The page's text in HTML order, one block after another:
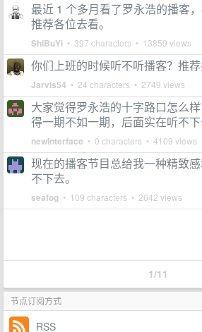
最近 1 个多月看了罗永浩的播客
推荐各位去看。
ShiBuYi • 397 characters • 13859 views
你们上班的时候听不听播客？推
Jarvis54 • 24 characters • 2749 views
大家觉得罗永浩的十字路口怎么
得一期不如一期，后面实在听不
newInterface • 0 characters • 4109 views
现在的播客节目总给我一种精致
不下去。
seafog • 109 characters • 2642 views
1/11
节点订阅方式
RSS